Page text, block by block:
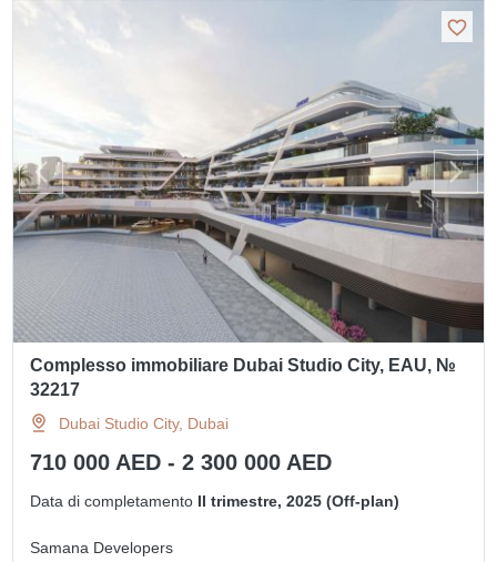
Complesso immobiliare Dubai Studio City, EAU, №
32217
Dubai Studio City, Dubai
710 000 AED - 2 300 000 AED
Data di completamento II trimestre, 2025 (Off-plan)
Samana Developers